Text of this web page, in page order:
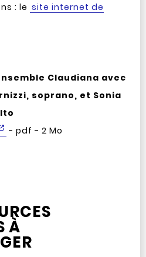
: le site internet de
Claudiana avec
soprano, et Sonia
- pdf - 2 Mo
À